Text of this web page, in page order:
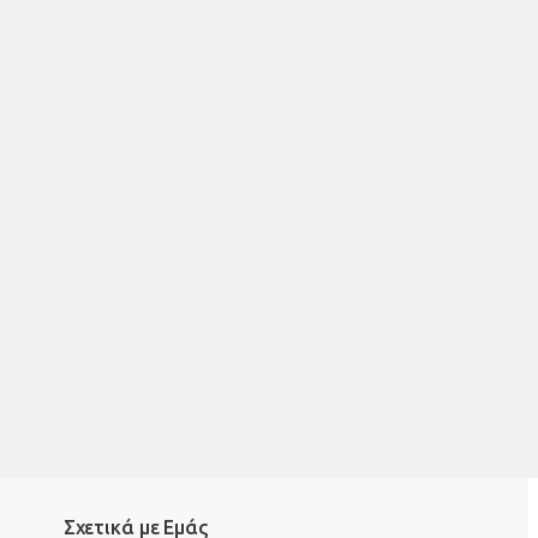
Σχετικά με Εμάς